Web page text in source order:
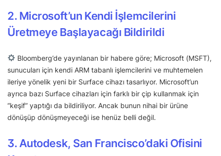
2. Microsoft’un Kendi İşlemcilerini
Üretmeye Başlayacağı Bildirildi
Bloomberg’de yayınlanan bir habere göre; Microsoft (MSFT),
sunucuları için kendi ARM tabanlı işlemcilerini ve muhtemelen
ileriye yönelik yeni bir Surface cihazı tasarlıyor. Microsoft’un
ayrıca bazı Surface cihazları için farklı bir çip kullanmak için
“keşif” yaptığı da bildiriliyor. Ancak bunun nihai bir ürüne
dönüşüp dönüşmeyeceği ise henüz belli değil.
3. Autodesk, San Francisco’daki Ofisini